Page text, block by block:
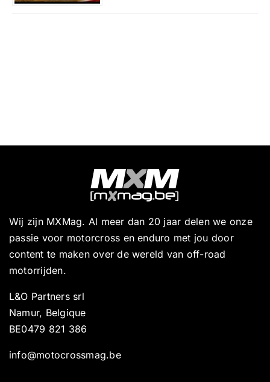
Wij zijn MXMag. Al meer dan 20 jaar delen we onze
passie voor motorcross en enduro met jou door
content te maken over de wereld van off-road
motorrijden.
L&O Partners srl
Namur, Belgique
BE0479 821 386
info@motocrossmag.be